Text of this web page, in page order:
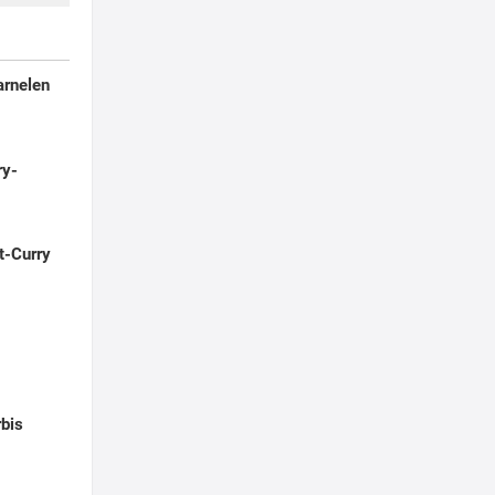
Curry